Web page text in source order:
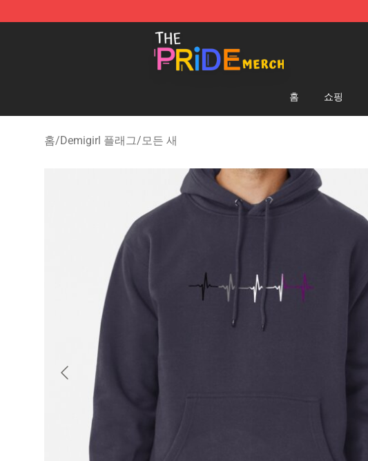
The Pride Shop - Official The Pride Merchandise Store
홈 쇼핑
홈/Demigirl 플래그/모든 새